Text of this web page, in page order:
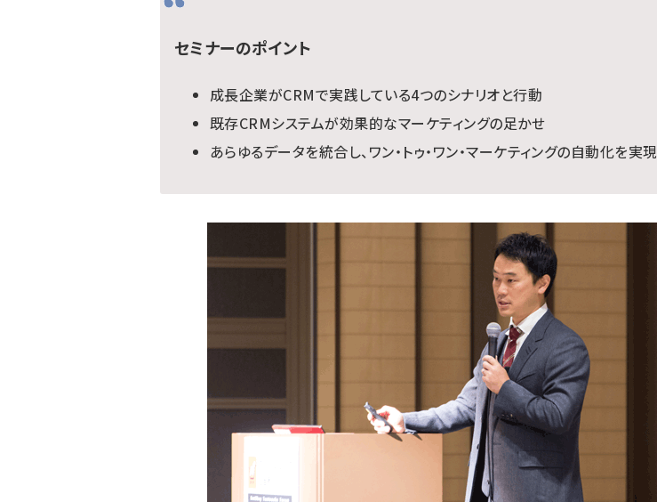
セミナーのポイント
成長企業がCRMで実践している4つのシナリオと行動
既存CRMシステムが効果的なマーケティングの足かせ
あらゆるデータを統合し、ワン・トゥ・ワン・マーケティングの自動化を実現